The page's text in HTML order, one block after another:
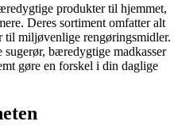
produkter til hjemmet,
Deres sortiment omfatter alt
til miljøvenlige rengøringsmidler.
bæredygtige madkasser
gøre en forskel i din daglige